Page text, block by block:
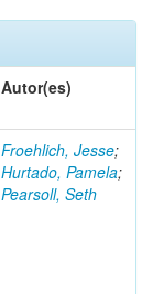
Autor(es)
Froehlich, Jesse;
Hurtado, Pamela;
Pearsoll, Seth